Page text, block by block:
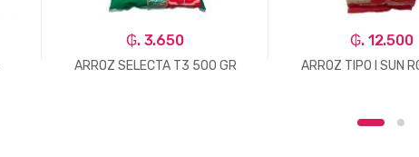
₲. 3.650
ARROZ SELECTA T3 500 GR
₲. 12.500
ARROZ TIPO I SUN